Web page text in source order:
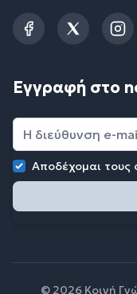
FacebookTwitter
Εγγραφή στο
Αποδέχομαι τους
© 2026 Κοινή